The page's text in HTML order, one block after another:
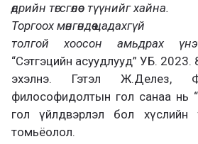
өдрийн төгсгөлөөс түүнийг хайна.
Торгоох мөнгөндөө цадахгүй
толгой хоосон амьдрах
“Сэтгэцийн асуудлууд” УБ. 2023.
эхэлнэ. Гэтэл Ж.Делез,
философидолтын гол санаа нь
гол үйлдвэрлэл бол хүслийн
томьёолол.